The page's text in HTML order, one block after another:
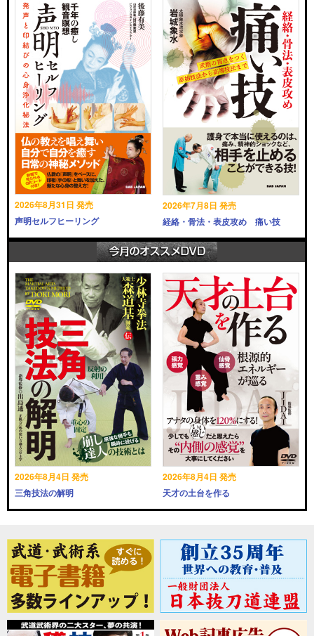
2026年8月31日 発売
声明セルフヒーリング
2026年7月8日 発売
経絡・骨法・表皮攻め 痛い技
2026年8月4日 発売
三角技法の解明
2026年8月4日 発売
天才の土台を作る